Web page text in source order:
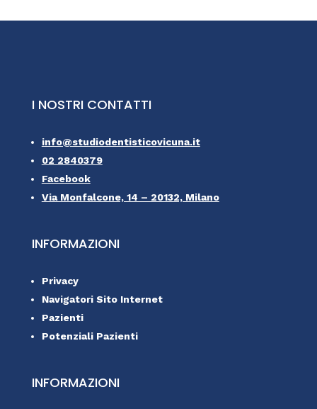
I NOSTRI CONTATTI
info@studiodentisticovicuna.it
02 2840379
Facebook
Via Monfalcone, 14 – 20132, Milano
INFORMAZIONI
Privacy
Navigatori Sito Internet
Pazienti
Potenziali Pazienti
INFORMAZIONI